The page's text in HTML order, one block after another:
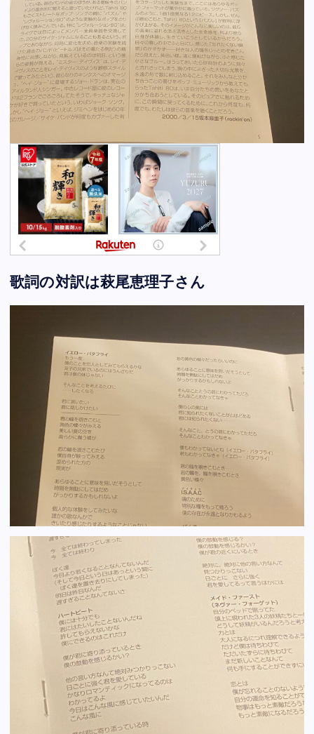
歌詞の対訳は萩尾恵理子さん